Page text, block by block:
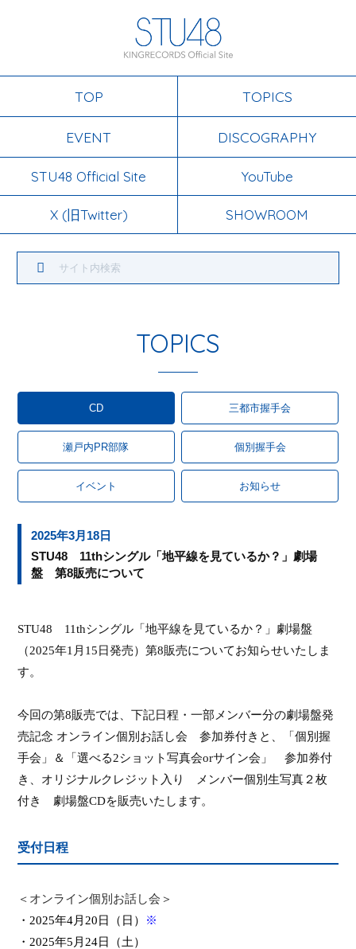
TOP TOPICS
EVENT DISCOGRAPHY
STU48 Official Site YouTube
X (旧Twitter) SHOWROOM
TOPICS
CD 三都市握手会
瀬戸内PR部隊 個別握手会
イベント お知らせ
2025年3月18日
STU48 11thシングル「地平線を見ているか？」劇場
盤 第8販売について
STU48 11thシングル「地平線を見ているか？」劇場盤
（2025年1 月 15 日発売）第8販売についてお知らせいたしま
す。
今回の第8販売では、下記日程・一部メンバー分の劇場盤発
売記念 オンライン個別お話し会
参加券付きと、
「個別握
手会」＆「選べる2ショット写真会orサイン会」 参加券付
き、 オリジナルクレジット入り
メンバー個別生写真２枚
付き
劇場盤CDを販売いたします。
受付日程
＜ オンライン個別お話し会 ＞
・ 2025年4月 20 日（日）
※
・ 2025年5 月 24日（土）